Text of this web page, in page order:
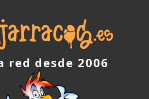
red desde 2006